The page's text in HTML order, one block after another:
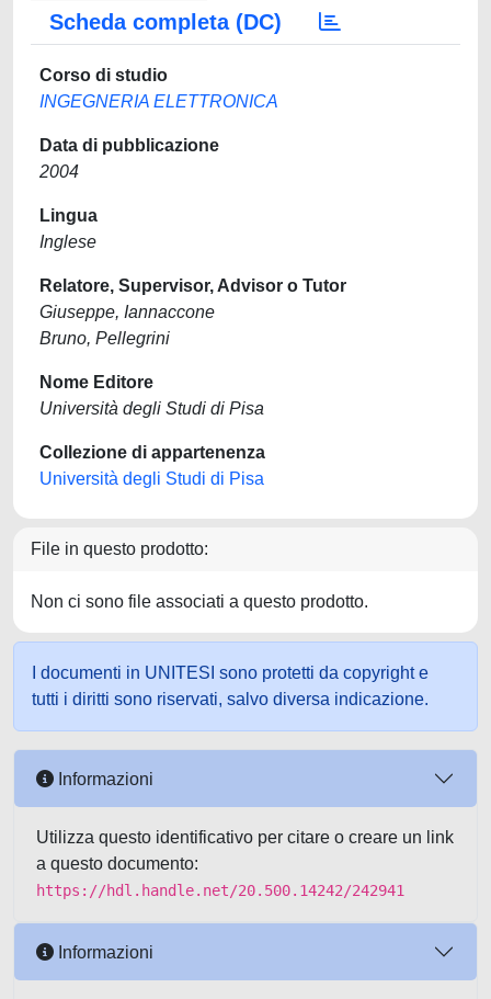
Scheda completa (DC)
Corso di studio
INGEGNERIA ELETTRONICA
Data di pubblicazione
2004
Lingua
Inglese
Relatore, Supervisor, Advisor o Tutor
Giuseppe, Iannaccone
Bruno, Pellegrini
Nome Editore
Università degli Studi di Pisa
Collezione di appartenenza
Università degli Studi di Pisa
File in questo prodotto:
Non ci sono file associati a questo prodotto.
I documenti in UNITESI sono protetti da copyright e
tutti i diritti sono riservati, salvo diversa indicazione.
Informazioni
Utilizza questo identificativo per citare o creare un link
a questo documento:
https://hdl.handle.net/20.500.14242/242941
Informazioni